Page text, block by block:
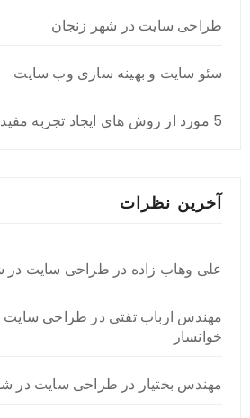
طراحی سایت در شهر زنجان
سئو سایت و بهینه سازی وب سایت
5 مورد از روش های ایجاد تجربه مفید در وبسایت
آخرین نظرات
علی وهاب زاده در طراحی سایت در
مهندس ارباب تفتی در طراحی سایت
خوانسار
مهندس بختیار در طراحی سایت در